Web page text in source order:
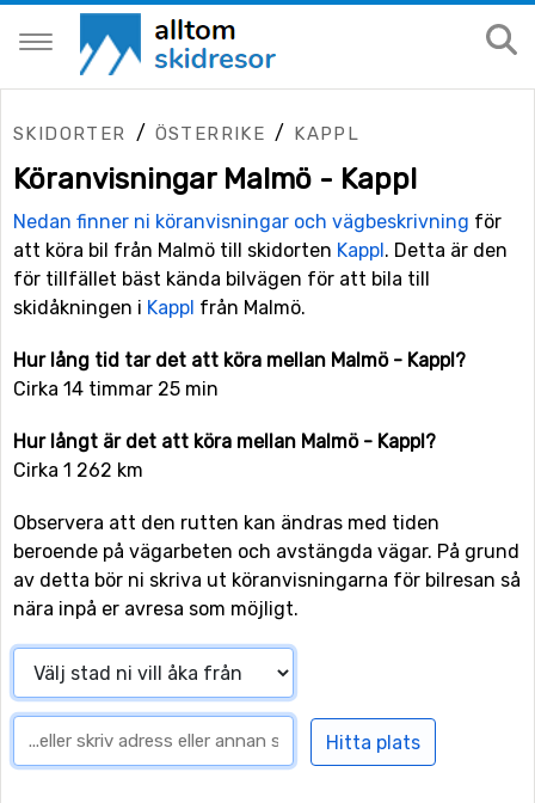
SKIDORTER / ÖSTERRIKE / KAPPL
Köranvisningar Malmö - Kappl
Nedan finner ni köranvisningar och vägbeskrivning för
att köra bil från Malmö till skidorten Kappl. Detta är den
för tillfället bäst kända bilvägen för att bila till
skidåkningen i Kappl från Malmö.
Hur lång tid tar det att köra mellan Malmö - Kappl?
Cirka 14 timmar 25 min
Hur långt är det att köra mellan Malmö - Kappl?
Cirka 1 262 km
Observera att den rutten kan ändras med tiden
beroende på vägarbeten och avstängda vägar. På grund
av detta bör ni skriva ut köranvisningarna för bilresan så
nära inpå er avresa som möjligt.